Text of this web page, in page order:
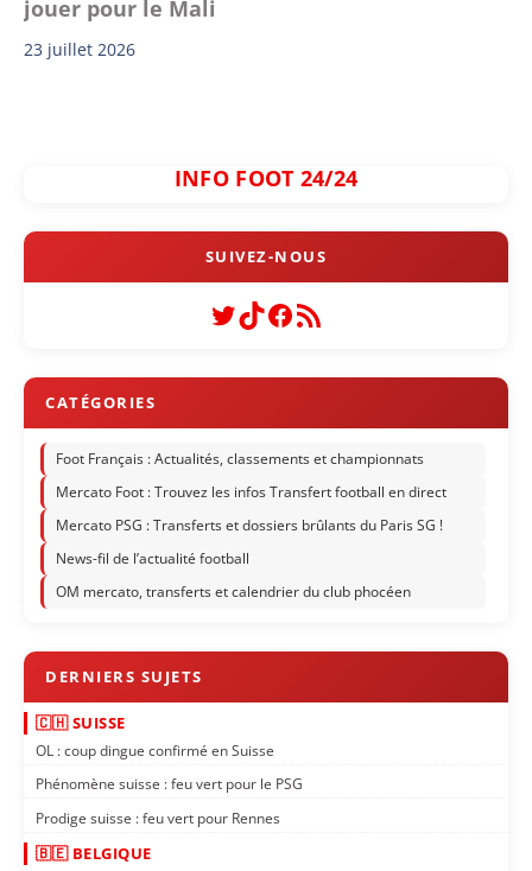
jouer pour le Mali
23 juillet 2026
INFO FOOT 24/24
Twitter
TikTok
Facebook
Flux RSS
Foot Français : Actualités, classements et championnats
Mercato Foot : Trouvez les infos Transfert football en direct
Mercato PSG : Transferts et dossiers brûlants du Paris SG !
News-fil de l’actualité football
OM mercato, transferts et calendrier du club phocéen
🇨🇭 SUISSE
OL : coup dingue confirmé en Suisse
Phénomène suisse : feu vert pour le PSG
Prodige suisse : feu vert pour Rennes
🇧🇪 BELGIQUE